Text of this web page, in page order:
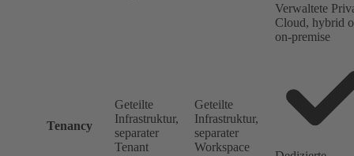
Verwaltete
Cloud, hybrid
on-premise
Tenancy
Geteilte
Infrastruktur,
separater
Tenant
Geteilte
Infrastruktur,
separater
Workspace